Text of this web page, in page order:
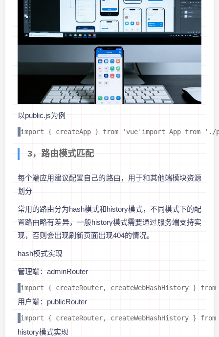
以public.js为例
import { createApp } from 'vue'import App from
3，路由模式匹配
每个端应用建议配置自己的路由，用于和其他端模块资源
划分
常用的路由分为hash模式和history模式，不同模式下的配
置路由略有差异，一般history模式需要通过服务端支持实
现，否则会出现刷新页面出现404的情况。
hash模式实现
管理端：adminRouter
import { createRouter, createWebHashHistory
用户端：publicRouter
import { createRouter, createWebHashHistory
history模式实现